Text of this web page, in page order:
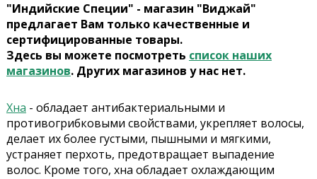
"Индийские Специи" - магазин "Виджай"
предлагает Вам только качественные и
сертифицированные товары.
Здесь вы можете посмотреть список наших
магазинов. Других магазинов у нас нет.
Хна - обладает антибактериальными и
противогрибковыми свойствами, укрепляет волосы,
делает их более густыми, пышными и мягкими,
устраняет перхоть, предотвращает выпадение
волос. Кроме того, хна обладает охлаждающим